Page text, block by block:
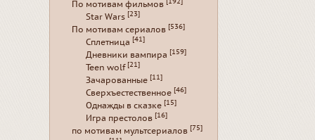
По мотивам фильмов [192]
Star Wars [23]
По мотивам сериалов [536]
Сплетница [41]
Дневники вампира [159]
Teen wolf [21]
Зачарованные [11]
Сверхъестественное [46]
Однажды в сказке [15]
Игра престолов [16]
по мотивам мультсериалов [75]